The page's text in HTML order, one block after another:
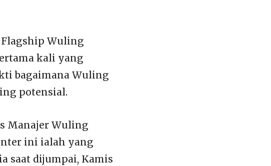
Flagship Wuling
kali yang
bagaimana Wuling
potensial.
Manajer Wuling
ini ialah yang
saat dijumpai, Kamis